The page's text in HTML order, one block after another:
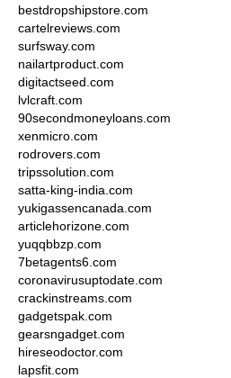
bestdropshipstore.com
cartelreviews.com
surfsway.com
nailartproduct.com
digitactseed.com
lvlcraft.com
90secondmoneyloans.com
xenmicro.com
rodrovers.com
tripssolution.com
satta-king-india.com
yukigassencanada.com
articlehorizone.com
yuqqbbzp.com
7betagents6.com
coronavirusuptodate.com
crackinstreams.com
gadgetspak.com
gearsngadget.com
hireseodoctor.com
lapsfit.com